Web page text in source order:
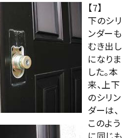
【7】
下のシリ
ンダーも
むき出し
になりま
した。本
来、上下
のシリン
ダーは、
このよう
に同じも